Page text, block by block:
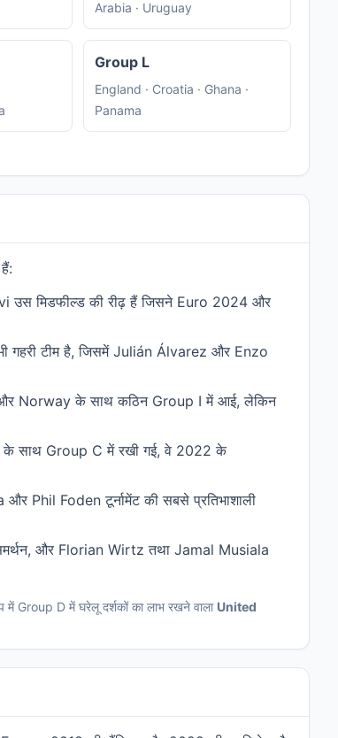
Arabia · Uruguay
Group L
England · Croatia · Ghana ·
Panama
उस मिडफील्ड की रीढ़ हैं जिसने Euro 2024 और
गहरी टीम है, जिसमें Julián Álvarez और Enzo
Norway के साथ कठिन Group I में आई, लेकिन
साथ Group C में रखी गई, वे 2022 के
Phil Foden टूर्नामेंट की सबसे प्रतिभाशाली
और Florian Wirtz तथा Jamal Musiala
D में घरेलू दर्शकों का लाभ रखने वाला United